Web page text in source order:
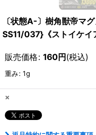
〔状態A-〕樹角獣帝マ
SS11/037}《ストイケイ
販売価格: 160円(税込)
重み: 1g
×